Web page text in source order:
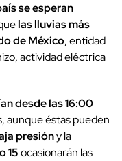
se esperan
las lluvias más
de México, entidad
actividad eléctrica
desde las 16:00
aunque éstas pueden
presióny la
15ocasionarán las